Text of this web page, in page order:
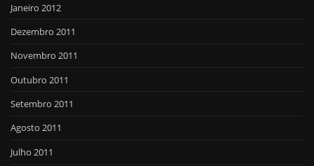
Janeiro 2012
Dezembro 2011
Novembro 2011
Outubro 2011
Setembro 2011
Agosto 2011
Julho 2011